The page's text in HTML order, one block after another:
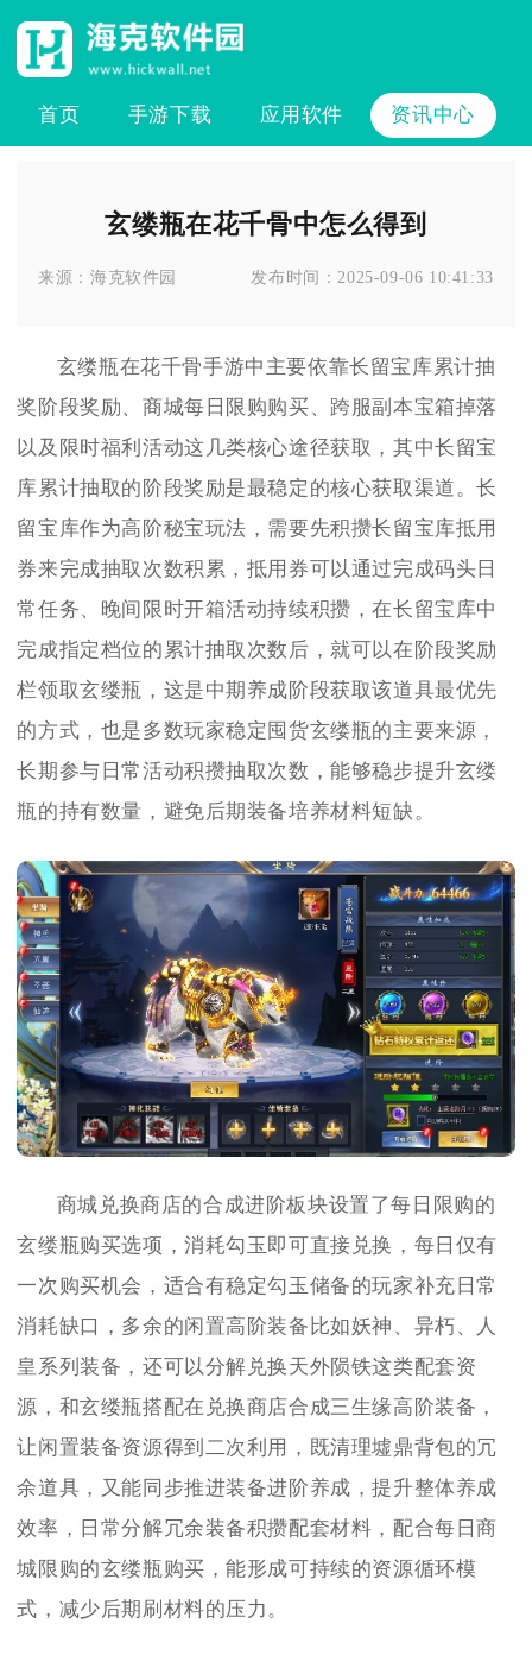
首页 手游下载 应用软件 资讯中心
玄缕瓶在花千骨中怎么得到
来源：海克软件园 发布时间：2025-09-06 10:41:33
玄缕瓶在花千骨手游中主要依靠长留宝库累计抽
奖阶段奖励、商城每日限购购买、跨服副本宝箱掉落
以及限时福利活动这几类核心途径获取，其中长留宝
库累计抽取的阶段奖励是最稳定的核心获取渠道。长
留宝库作为高阶秘宝玩法，需要先积攒长留宝库抵用
券来完成抽取次数积累，抵用券可以通过完成码头日
常任务、晚间限时开箱活动持续积攒，在长留宝库中
完成指定档位的累计抽取次数后，就可以在阶段奖励
栏领取玄缕瓶，这是中期养成阶段获取该道具最优先
的方式，也是多数玩家稳定囤货玄缕瓶的主要来源，
长期参与日常活动积攒抽取次数，能够稳步提升玄缕
瓶的持有数量，避免后期装备培养材料短缺。
商城兑换商店的合成进阶板块设置了每日限购的
玄缕瓶购买选项，消耗勾玉即可直接兑换，每日仅有
一次购买机会，适合有稳定勾玉储备的玩家补充日常
消耗缺口，多余的闲置高阶装备比如妖神、异朽、人
皇系列装备，还可以分解兑换天外陨铁这类配套资
源，和玄缕瓶搭配在兑换商店合成三生缘高阶装备，
让闲置装备资源得到二次利用，既清理墟鼎背包的冗
余道具，又能同步推进装备进阶养成，提升整体养成
效率，日常分解冗余装备积攒配套材料，配合每日商
城限购的玄缕瓶购买，能形成可持续的资源循环模
式，减少后期刷材料的压力。